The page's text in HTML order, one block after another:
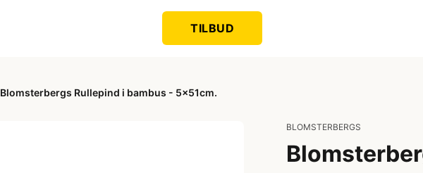
TILBUD
Blomsterbergs Rullepind i bambus - 5x51cm.
BLOMSTERBERGS